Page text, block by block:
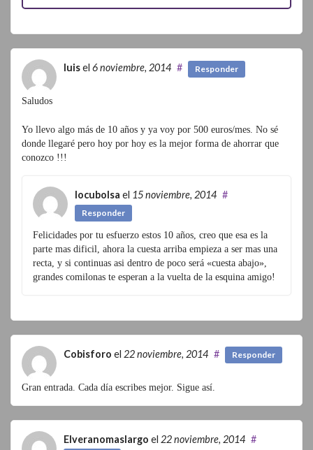
luisel 6 noviembre, 2014 # Responder
Saludos
Yo llevo algo más de 10 años y ya voy por 500 euros/mes. No sé
donde llegaré pero hoy por hoy es la mejor forma de ahorrar que
conozco !!!
locubolsa el 15 noviembre, 2014 #
Responder
Felicidades por tu esfuerzo estos 10 años, creo que esa es la
parte mas dificil, ahora la cuesta arriba empieza a ser mas una
recta, y si continuas asi dentro de poco será «cuesta abajo»,
grandes comilonas te esperan a la vuelta de la esquina amigo!
Cobisforo el 22 noviembre, 2014 # Responder
Gran entrada. Cada día escribes mejor. Sigue así.
Elveranomaslargo el 22 noviembre, 2014 #